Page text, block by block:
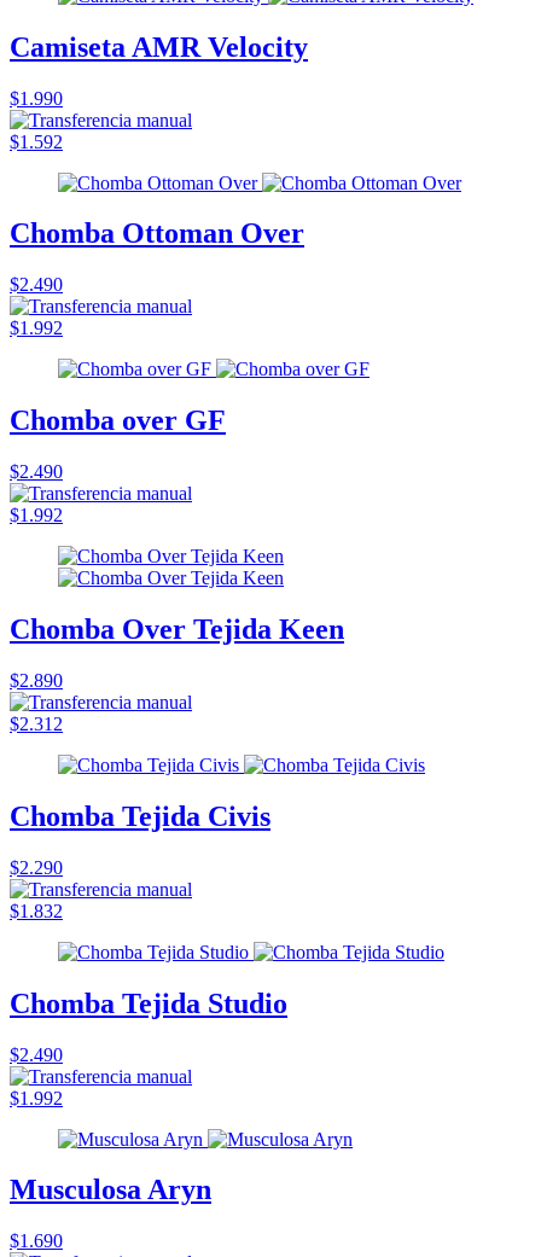
Camiseta AMR Velocity
$1.990
$1.592
Chomba Ottoman Over
$2.490
$1.992
Chomba over GF
$2.490
$1.992
Chomba Over Tejida Keen
$2.890
$2.312
Chomba Tejida Civis
$2.290
$1.832
Chomba Tejida Studio
$2.490
$1.992
Musculosa Aryn
$1.690